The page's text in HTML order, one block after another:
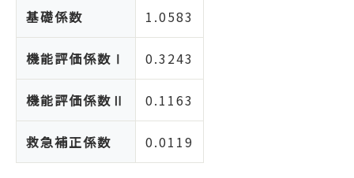
基礎係数 1.0583
機能評価係数Ⅰ 0.3243
機能評価係数Ⅱ 0.1163
救急補正係数 0.0119